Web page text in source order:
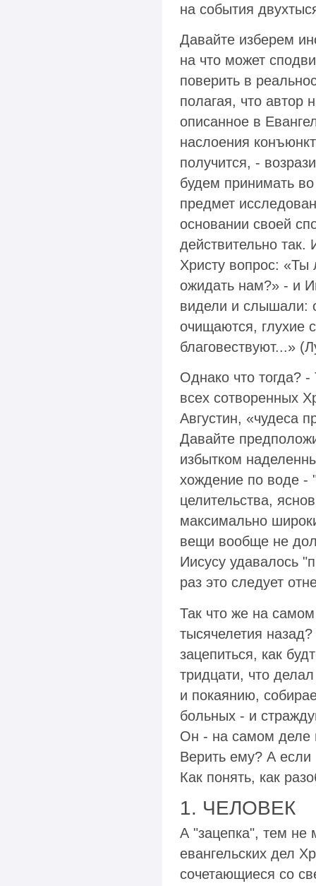
на события
Давайте изберем
на что может
поверить в
полагая, что автор
описанное в
наслоения
получится, -
будем принимать
предмет
основании своей
действительно так.
Христу вопрос: «Ты
ожидать нам?» - и
видели и слышали:
очищаются, глухие
благовествуют...»
Однако что тогда? -
всех сотворенных
Августин, «чудеса
Давайте
избытком
хождение по воде -
целительства,
максимально
вещи вообще не
Иисусу удавалось
раз это следует
Так что же на
тысячелетия
зацепиться, как
тридцати, что
и покаянию,
больных - и
Он - на самом деле
Верить ему? А
Как понять, как
1. ЧЕЛОВЕК
А "зацепка", тем не
евангельских дел
сочетающиеся со